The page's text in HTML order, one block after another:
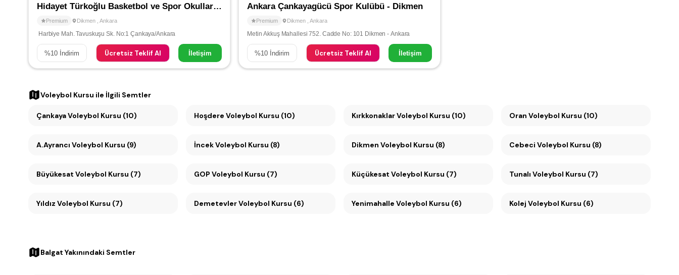
Hidayet Türkoğlu Basketbol ve Spor Okulları - Dikmen
Premium Dikmen Ankara
Harbiye Mah. Tavuskuşu Sk. No:1 Çankaya/Ankara
%10 İndirim Ücretsiz Teklif Al İletişim
Ankara Çankayagücü Spor Kulübü - Dikmen
Premium Dikmen Ankara
Metin Akkuş Mahallesi 752. Cadde No: 101 Dikmen - Ankara
%10 İndirim Ücretsiz Teklif Al İletişim
Voleybol Kursu ile İlgili Semtler
Çankaya Voleybol Kursu (10) Hoşdere Voleybol Kursu (10) Kırkkonaklar Voleybol Kursu (10) Oran Voleybol Kursu (10)
A.Ayrancı Voleybol Kursu (9) İncek Voleybol Kursu (8) Dikmen Voleybol Kursu (8) Cebeci Voleybol Kursu (8)
Büyükesat Voleybol Kursu (7) GOP Voleybol Kursu (7) Küçükesat Voleybol Kursu (7) Tunalı Voleybol Kursu (7)
Yıldız Voleybol Kursu (7) Demetevler Voleybol Kursu (6) Yenimahalle Voleybol Kursu (6) Kolej Voleybol Kursu (6)
Balgat Yakınındaki Semtler